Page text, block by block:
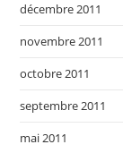
décembre 2011
novembre 2011
octobre 2011
septembre 2011
mai 2011